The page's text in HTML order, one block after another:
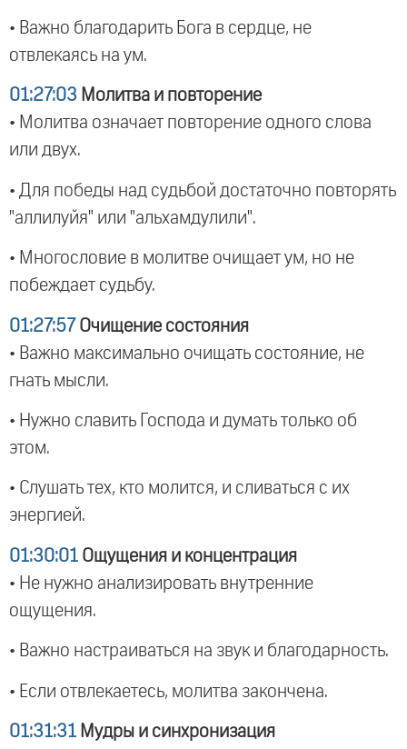
• Важно благодарить Бога в сердце, не
отвлекаясь на ум.
01:27:03 Молитва и повторение
• Молитва означает повторение одного слова
или двух.
• Для победы над судьбой достаточно повторять
"аллилуйя" или "альхамдулили".
• Многословие в молитве очищает ум, но не
побеждает судьбу.
01:27:57 Очищение состояния
• Важно максимально очищать состояние, не
гнать мысли.
• Нужно славить Господа и думать только об
этом.
• Слушать тех, кто молится, и сливаться с их
энергией.
01:30:01 Ощущения и концентрация
• Не нужно анализировать внутренние
ощущения.
• Важно настраиваться на звук и благодарность.
• Если отвлекаетесь, молитва закончена.
01:31:31 Мудры и синхронизация